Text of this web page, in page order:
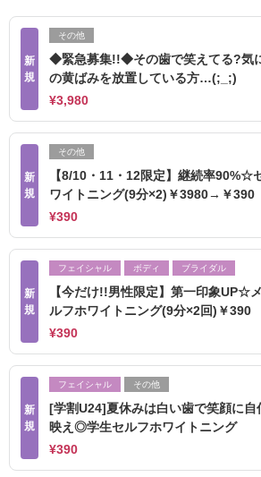
新
規
その他
◆緊急募集!!◆その歯で笑えてる?気
の黄ばみを放置している方…(;_;)
¥3,980
新
規
その他
【8/10・11・12限定】継続率90%☆
ワイトニング(9分×2)￥3980→￥390
¥390
新
規
フェイシャル ボディ ブライダル
【今だけ!!男性限定】第一印象UP☆
ルフホワイトニング(9分×2回)￥390
¥390
新
規
フェイシャル その他
[学割U24]夏休みは白い歯で笑顔に自
映え◎学生セルフホワイトニング
¥390